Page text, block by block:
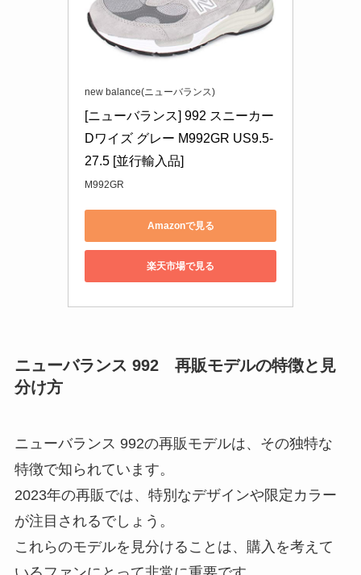
new balance(ニューバランス)
[ニューバランス] 992 スニーカー
Dワイズ グレー M992GR US9.5-
27.5 [並行輸入品]
M992GR
Amazonで見る
楽天市場で見る
ニューバランス 992
再販モデルの特徴と見
分け方
ニューバランス 992の再販モデルは、その独特な
特徴で知られています。
2023年の再販では、特別なデザインや限定カラー
が注目されるでしょう。
これらのモデルを見分けることは、購入を考えて